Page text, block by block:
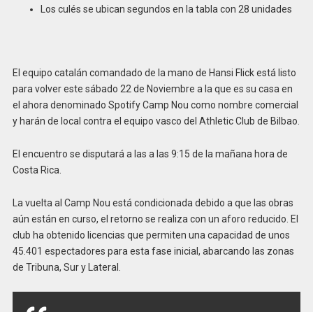
Los culés se ubican segundos en la tabla con 28 unidades
El equipo catalán comandado de la mano de Hansi Flick está listo
para volver este sábado 22 de Noviembre a la que es su casa en
el ahora denominado Spotify Camp Nou como nombre comercial
y harán de local contra el equipo vasco del Athletic Club de Bilbao.
El encuentro se disputará a las a las 9:15 de la mañana hora de
Costa Rica.
La vuelta al Camp Nou está condicionada debido a que las obras
aún están en curso, el retorno se realiza con un aforo reducido. El
club ha obtenido licencias que permiten una capacidad de unos
45.401 espectadores para esta fase inicial, abarcando las zonas
de Tribuna, Sur y Lateral.